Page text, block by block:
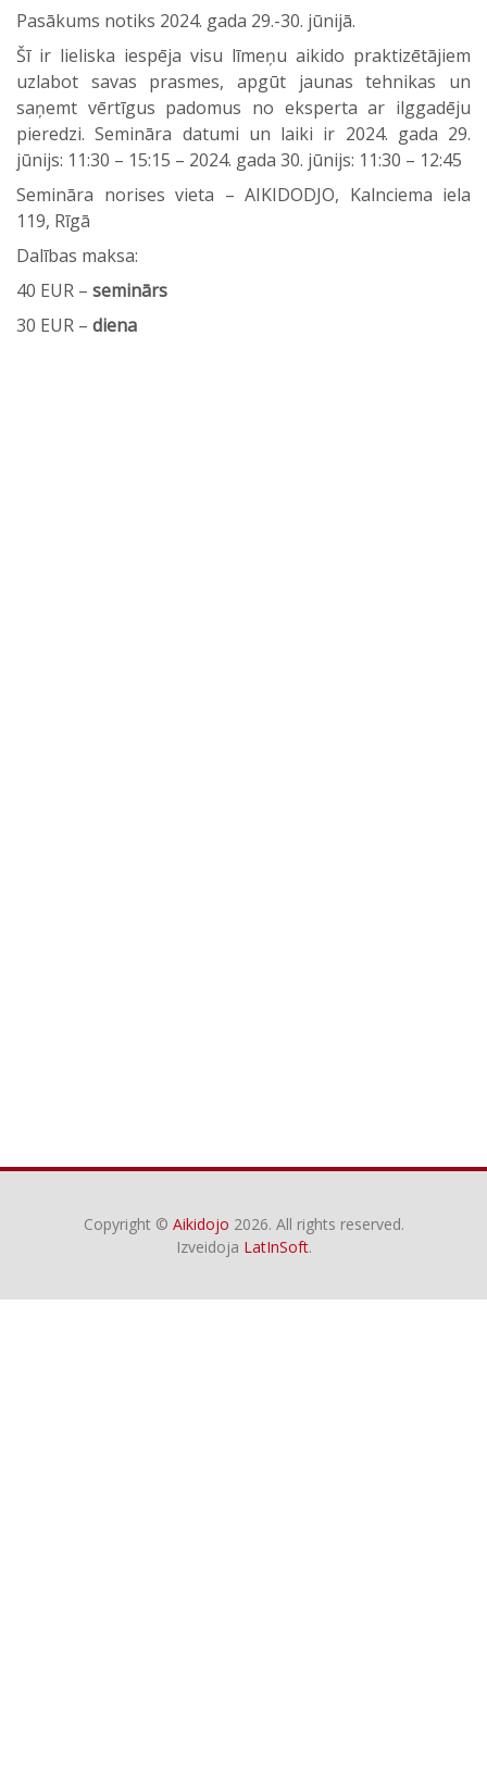
Pasākums notiks 2024. gada 29.-30. jūnijā.
Šī ir lieliska iespēja visu līmeņu aikido praktizētājiem
uzlabot savas prasmes, apgūt jaunas tehnikas un
saņemt vērtīgus padomus no eksperta ar ilggadēju
pieredzi. Semināra datumi un laiki ir 2024. gada 29.
jūnijs: 11:30 – 15:15 – 2024. gada 30. jūnijs: 11:30 – 12:45
Semināra norises vieta – AIKIDODJO, Kalnciema iela
119, Rīgā
Dalības maksa:
40 EUR – seminārs
30 EUR – diena
Copyright © Aikidojo 2026. All rights reserved.
Izveidoja LatInSoft.